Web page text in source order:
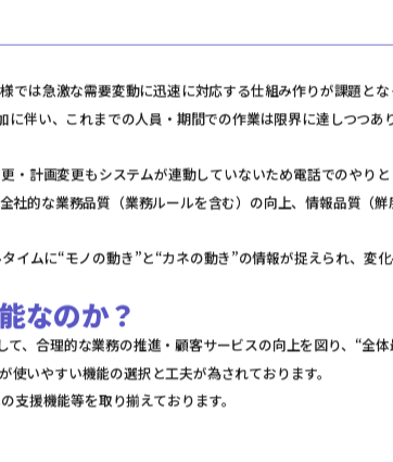
は急激な需要変動に迅速に対応する仕組み作りが課題とな
伴い、これまでの人員・期間での作業は限界に達しつつあ
計画変更もシステムが連動していないため電話でのやり
的な業務品質（業務ルールを含む）の向上、情報品質（
ムに“モノの動き”と“カネの動き”の情報が捉えられ、変
なのか？
、合理的な業務の推進・顧客サービスの向上を図り、“全
いやすい機能の選択と工夫が為されております。
援機能等を取り揃えております。